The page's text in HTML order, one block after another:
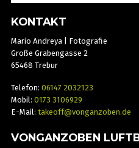
KONTAKT
Mario Andreya | Fotografie
Große Grabengasse 2
65468 Trebur
Telefon: 06147 2032123
Mobil: 0173 3106929
E-Mail: takeoff@vonganzoben.de
VONGANZOBEN